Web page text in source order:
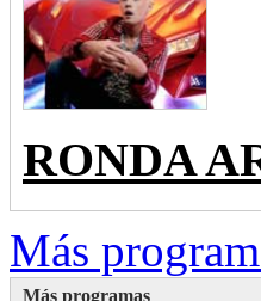
RONDA
Más
Más programas